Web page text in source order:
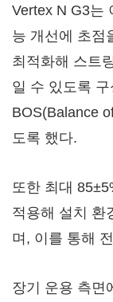
Vertex N G3는
능 개선에 초점
최적화해 스트
일 수 있도록
BOS(Balance
도록 했다.
또한 최대
적용해 설치 환
며, 이를 통해
장기 운용 측면